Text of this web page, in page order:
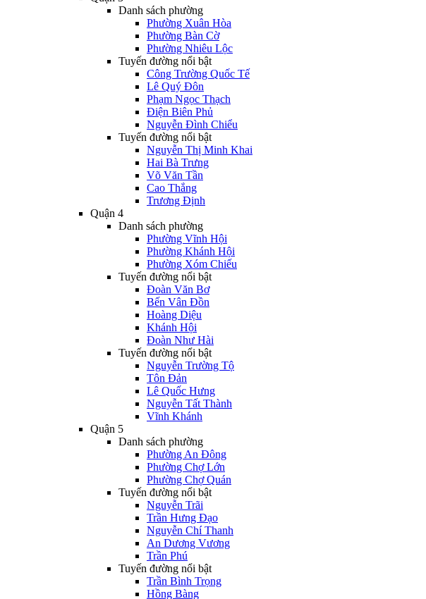
Danh sách phường
Phường Xuân Hòa
Phường Bàn Cờ
Phường Nhiêu Lộc
Tuyến đường nổi bật
Công Trường Quốc Tế
Lê Quý Đôn
Phạm Ngọc Thạch
Điện Biên Phủ
Nguyễn Đình Chiểu
Tuyến đường nổi bật
Nguyễn Thị Minh Khai
Hai Bà Trưng
Võ Văn Tần
Cao Thắng
Trương Định
Quận 4
Danh sách phường
Phường Vĩnh Hội
Phường Khánh Hội
Phường Xóm Chiếu
Tuyến đường nổi bật
Đoàn Văn Bơ
Bến Vân Đồn
Hoàng Diệu
Khánh Hội
Đoàn Như Hài
Tuyến đường nổi bật
Nguyễn Trường Tộ
Tôn Đản
Lê Quốc Hưng
Nguyễn Tất Thành
Vĩnh Khánh
Quận 5
Danh sách phường
Phường An Đông
Phường Chợ Lớn
Phường Chợ Quán
Tuyến đường nổi bật
Nguyễn Trãi
Trần Hưng Đạo
Nguyễn Chí Thanh
An Dương Vương
Trần Phú
Tuyến đường nổi bật
Trần Bình Trọng
Hồng Bàng